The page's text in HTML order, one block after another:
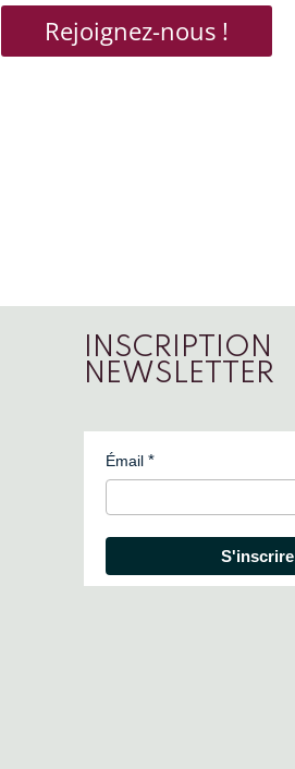
Rejoignez-nous !
INSCRIPTION
NEWSLETTER
Émail
S'inscrire